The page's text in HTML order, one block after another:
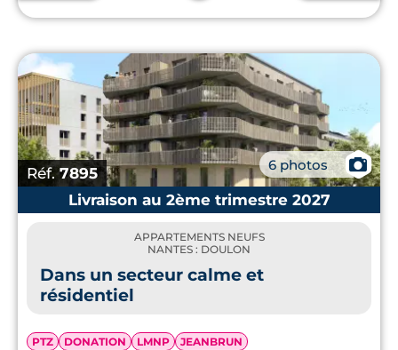
Réf.7895 6 photos
📷
Livraison au 2ème trimestre 2027
APPARTEMENTS NEUFS
NANTES : DOULON
Dans un secteur calme et
résidentiel
PTZ DONATION LMNP JEANBRUN